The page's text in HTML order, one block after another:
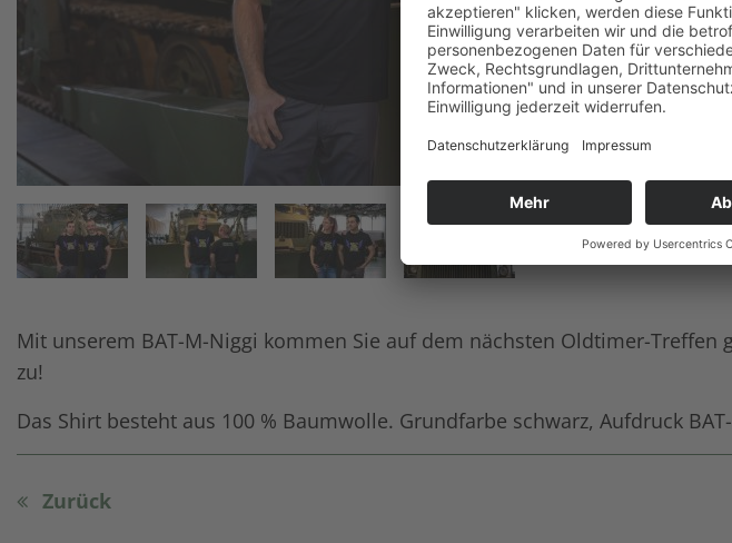
Mit unserem BAT-M-Niggi kommen Sie auf dem nächsten Oldtimer-
zu!
Das Shirt besteht aus 100 % Baumwolle. Grundfarbe schwarz, Aufdruck
Zurück